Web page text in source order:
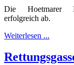
Die Hoetmarer
erfolgreich ab.
Weiterlesen ...